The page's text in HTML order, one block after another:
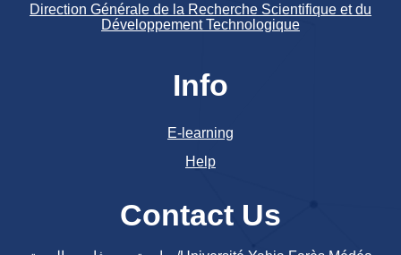
Direction Générale de la Recherche Scientifique et du
Développement Technologique
Info
E-learning
Help
Contact Us